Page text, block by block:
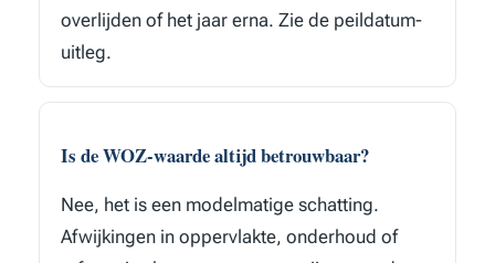
overlijden of het jaar erna. Zie de peildatum-
uitleg.
Is de WOZ-waarde altijd betrouwbaar?
Nee, het is een modelmatige schatting.
Afwijkingen in oppervlakte, onderhoud of